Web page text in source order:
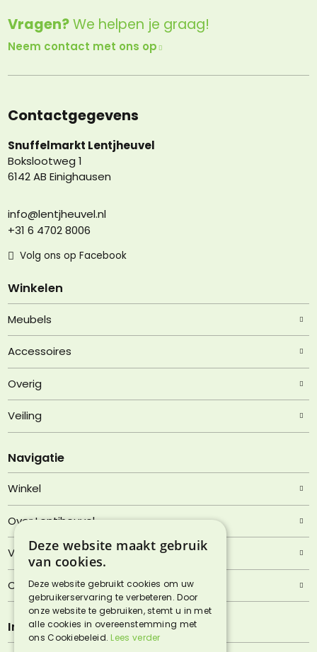
Vragen?We helpen je graag!
Neem contact met ons op
Contactgegevens
Snuffelmarkt Lentjheuvel
Bokslootweg 1
6142 AB Einighausen
info@lentjheuvel.nl
+31 6 4702 8006
Volg ons op Facebook
Winkelen
Meubels
Accessoires
Overig
Veiling
Navigatie
Winkel
Over Lentjheuvel
Veelgestelde vragen
Contact
Informatie
Deze website maakt gebruik
van cookies.
Deze website gebruikt cookies om uw
gebruikerservaring te verbeteren. Door
onze website te gebruiken, stemt u in met
alle cookies in overeenstemming met
ons Cookiebeleid. Lees verder